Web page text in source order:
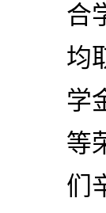
合
均
学
等
们